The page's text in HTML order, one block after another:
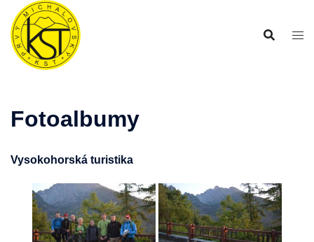
Preskočiť
obsah
Fotoalbumy
Vysokohorská turistika